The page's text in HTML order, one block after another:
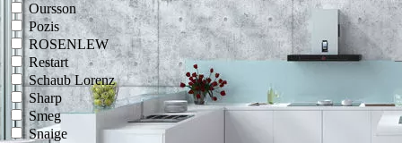
Oursson
Pozis
ROSENLEW
Restart
Schaub Lorenz
Sharp
Smeg
Snaige